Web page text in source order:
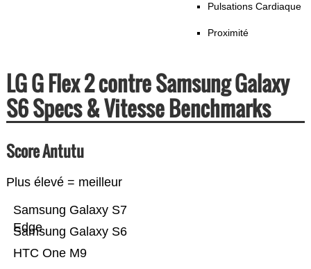
Pulsations Cardiaque
Proximité
LG G Flex 2 contre Samsung Galaxy
S6 Specs & Vitesse Benchmarks
Score Antutu
Plus élevé = meilleur
HTC One M9
Samsung Galaxy S6
Samsung Galaxy S7
Edge